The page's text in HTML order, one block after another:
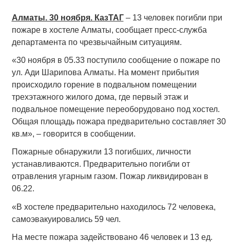
Алматы. 30 ноября. КазТАГ– 13 человек погибли при
пожаре в хостеле Алматы, сообщает пресс-служба
департамента по чрезвычайным ситуациям.
«30 ноября в 05.33 поступило сообщение о пожаре по
ул. Ади Шарипова Алматы. На момент прибытия
происходило горение в подвальном помещении
трехэтажного жилого дома, где первый этаж и
подвальное помещение переоборудовано под хостел.
Общая площадь пожара предварительно составляет 30
кв.м», – говорится в сообщении.
Пожарные обнаружили 13 погибших, личности
устанавливаются. Предварительно погибли от
отравления угарным газом. Пожар ликвидирован в
06.22.
«В хостеле предварительно находилось 72 человека,
самоэвакуировались 59 чел.
На месте пожара задействовано 46 человек и 13 ед.